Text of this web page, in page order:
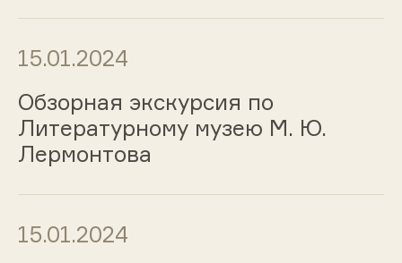
15.01.2024
Обзорная экскурсия по
Литературному музею М. Ю.
Лермонтова
15.01.2024